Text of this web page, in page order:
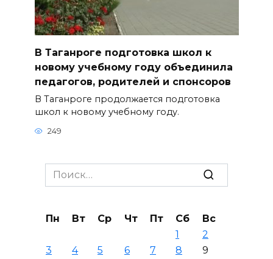
В Таганроге подготовка школ к
новому учебному году объединила
педагогов, родителей и спонсоров
В Таганроге продолжается подготовка
школ к новому учебному году.
249
Search
for:
Пн Вт Ср Чт Пт Сб
Вс
1
2
3
4 5 6 7 8
9